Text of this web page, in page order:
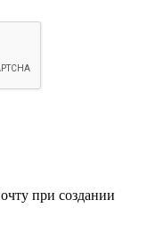
при создании